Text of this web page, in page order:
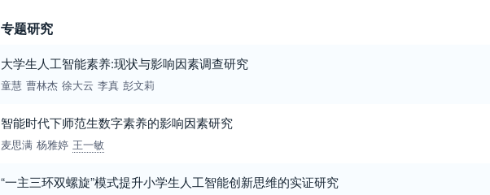
专题研究
大学生人工智能素养:现状与影响因素调查研究
童慧 曹林杰 徐大云 李真 彭文莉
智能时代下师范生数字素养的影响因素研究
麦思满 杨雅婷 王一敏
“一主三环双螺旋”模式提升小学生人工智能创新思维的实证研究